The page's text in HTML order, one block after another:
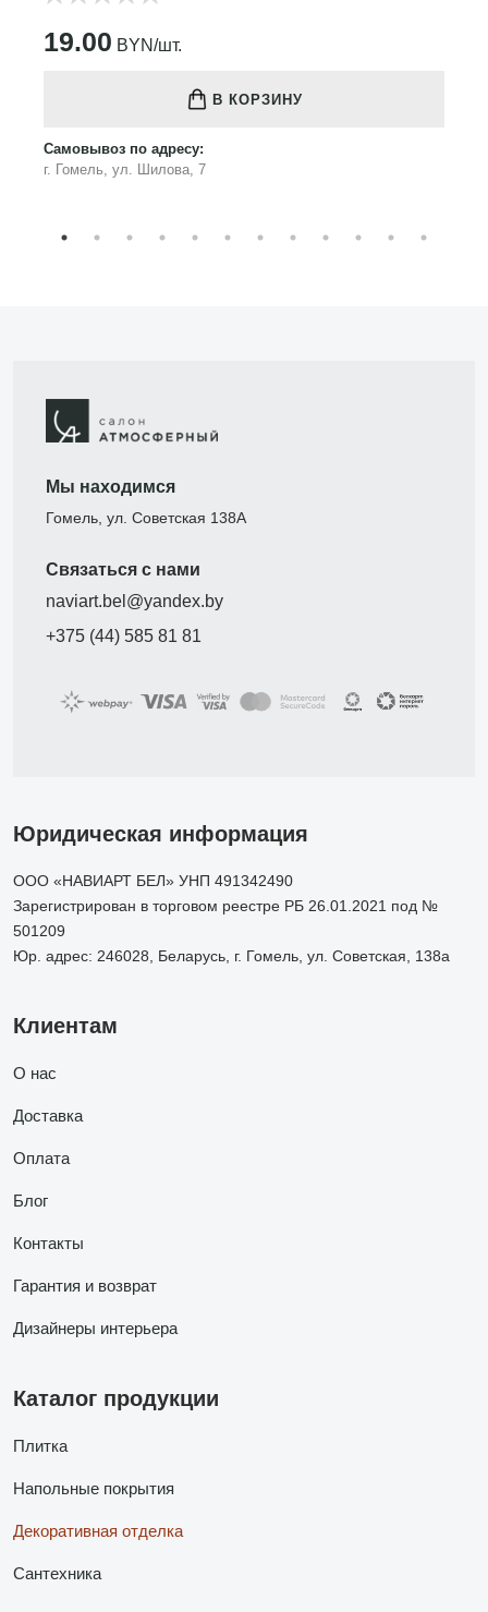
19.00 BYN/шт.
В КОРЗИНУ
Самовывоз по адресу:
г. Гомель, ул. Шилова, 7
Мы находимся
Гомель, ул. Советская 138А
Связаться с нами
naviart.bel@yandex.by
+375 (44) 585 81 81
Юридическая информация
ООО «НАВИАРТ БЕЛ» УНП 491342490
Зарегистрирован в торговом реестре РБ 26.01.2021 под №
501209
Юр. адрес: 246028, Беларусь, г. Гомель, ул. Советская, 138а
Клиентам
О нас
Доставка
Оплата
Блог
Контакты
Гарантия и возврат
Дизайнеры интерьера
Каталог продукции
Плитка
Напольные покрытия
Декоративная отделка
Сантехника